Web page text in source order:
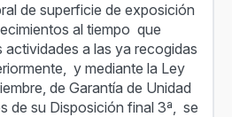
de superficie de exposición
al tiempo que
a las ya recogidas
y mediante la Ley
de Garantía de Unidad
de su Disposición final 3ª, se